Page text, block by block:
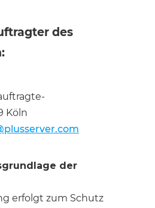
des
Köln
der
erfolgt zum Schutz